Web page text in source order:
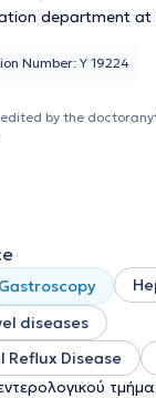
department at
Reiki master and
Care Unit at Yoda
and
well-being.
Number: Υ 19224
by the
Gastroscopy
diseases
Reflux Disease